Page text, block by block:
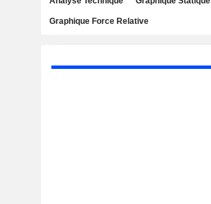
Graphique Force Relative